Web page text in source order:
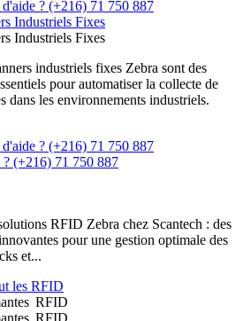
? (+216) 71 750 887
Industriels Fixes
Industriels Fixes
industriels fixes Zebra sont des
pour automatiser la collecte de
dans les environnements industriels.
? (+216) 71 750 887
(+216) 71 750 887
RFID Zebra chez Scantech : des
pour une gestion optimale des
et...
les RFID
RFID
RFID